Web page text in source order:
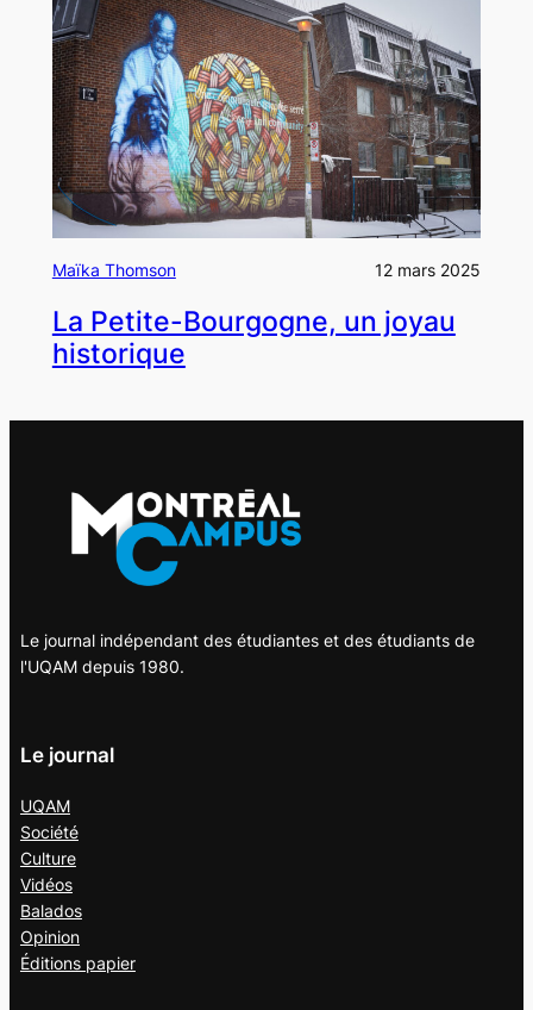
Maïka Thomson 12 mars 2025
La Petite-Bourgogne, un joyau
historique
Le journal indépendant des étudiantes et des étudiants de
l'UQAM depuis 1980.
Le journal
UQAM
Société
Culture
Vidéos
Balados
Opinion
Éditions papier